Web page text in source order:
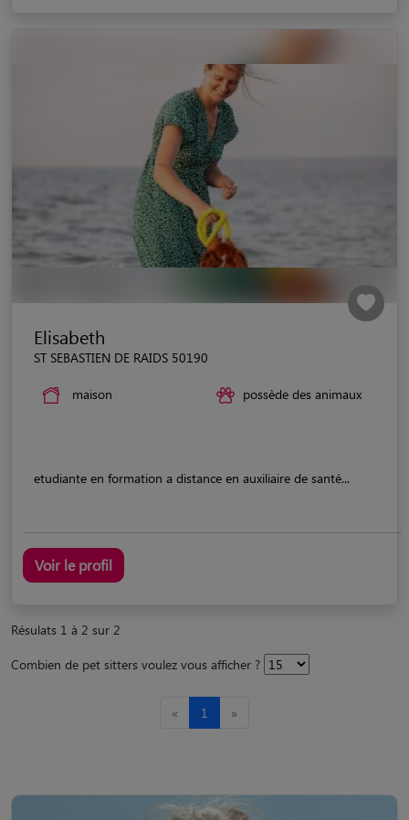
Elisabeth
ST SEBASTIEN DE RAIDS 50190
maison possède des animaux
etudiante en formation a distance en auxiliaire de santé...
Voir le profil
Résulats 1 à 2 sur 2
Combien de pet sitters voulez vous afficher ?
« 1 »